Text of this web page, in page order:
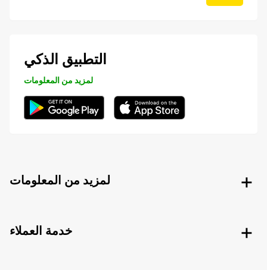
التطبيق الذكي
لمزيد من المعلومات
لمزيد من المعلومات
خدمة العملاء